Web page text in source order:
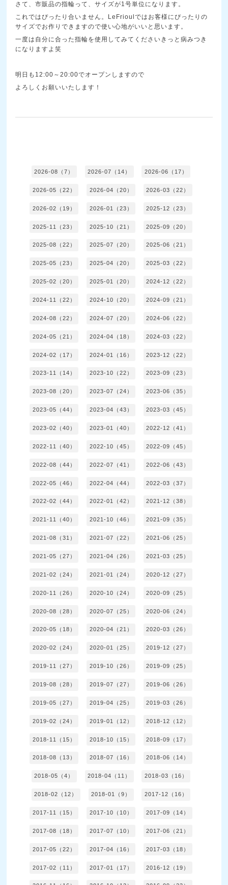
さて、市販品の指輪って、サイズが1号単位になります。
これではぴったり合いません。LeFrioulではお客様にぴったりの
サイズでお作りできますので使い心地がいいと思います。
一度は自分に合った指輪を使用してみてくださいきっと病みつき
になりますよ笑
明日も12:00～20:00でオープンしますので
よろしくお願いいたします！
2026-08（7） 2026-07（14） 2026-06（17）
2026-05（22） 2026-04（20） 2026-03（22）
2026-02（19） 2026-01（23） 2025-12（23）
2025-11（23） 2025-10（21） 2025-09（20）
2025-08（22） 2025-07（20） 2025-06（21）
2025-05（23） 2025-04（20） 2025-03（22）
2025-02（20） 2025-01（20） 2024-12（22）
2024-11（22） 2024-10（20） 2024-09（21）
2024-08（22） 2024-07（20） 2024-06（22）
2024-05（21） 2024-04（18） 2024-03（22）
2024-02（17） 2024-01（16） 2023-12（22）
2023-11（14） 2023-10（22） 2023-09（23）
2023-08（20） 2023-07（24） 2023-06（35）
2023-05（44） 2023-04（43） 2023-03（45）
2023-02（40） 2023-01（40） 2022-12（41）
2022-11（40） 2022-10（45） 2022-09（45）
2022-08（44） 2022-07（41） 2022-06（43）
2022-05（46） 2022-04（44） 2022-03（37）
2022-02（44） 2022-01（42） 2021-12（38）
2021-11（40） 2021-10（46） 2021-09（35）
2021-08（31） 2021-07（22） 2021-06（25）
2021-05（27） 2021-04（26） 2021-03（25）
2021-02（24） 2021-01（24） 2020-12（27）
2020-11（26） 2020-10（24） 2020-09（25）
2020-08（28） 2020-07（25） 2020-06（24）
2020-05（18） 2020-04（21） 2020-03（26）
2020-02（24） 2020-01（25） 2019-12（27）
2019-11（27） 2019-10（26） 2019-09（25）
2019-08（28） 2019-07（27） 2019-06（26）
2019-05（27） 2019-04（25） 2019-03（26）
2019-02（24） 2019-01（12） 2018-12（12）
2018-11（15） 2018-10（15） 2018-09（17）
2018-08（13） 2018-07（16） 2018-06（14）
2018-05（4） 2018-04（11） 2018-03（16）
2018-02（12） 2018-01（9） 2017-12（16）
2017-11（15） 2017-10（10） 2017-09（14）
2017-08（18） 2017-07（10） 2017-06（21）
2017-05（22） 2017-04（16） 2017-03（18）
2017-02（11） 2017-01（17） 2016-12（19）